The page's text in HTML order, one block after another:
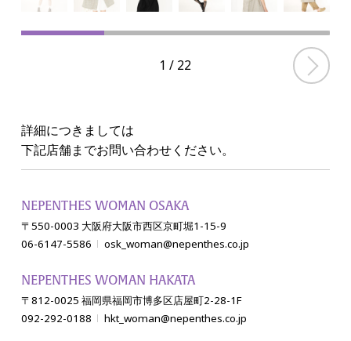
1 / 22
詳細につきましては
下記店舗までお問い合わせください。
NEPENTHES WOMAN OSAKA
〒550-0003 大阪府大阪市西区京町堀1-15-9
06-6147-5586
osk_woman@nepenthes.co.jp
NEPENTHES WOMAN HAKATA
〒812-0025 福岡県福岡市博多区店屋町2-28-1F
092-292-0188
hkt_woman@nepenthes.co.jp